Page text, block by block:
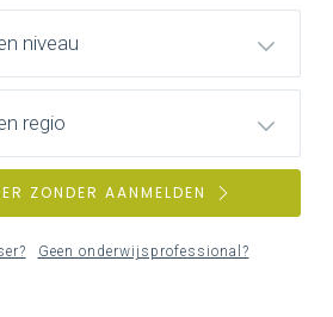
De leerlingen analyseren
een planning en
niveau
regio
ZONDER AANMELDEN
Geen onderwijsprofessional?